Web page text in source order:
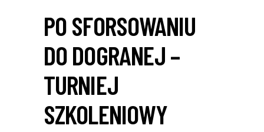
PO SFORSOWANIU
DO DOGRANEJ –
TURNIEJ
SZKOLENIOWY